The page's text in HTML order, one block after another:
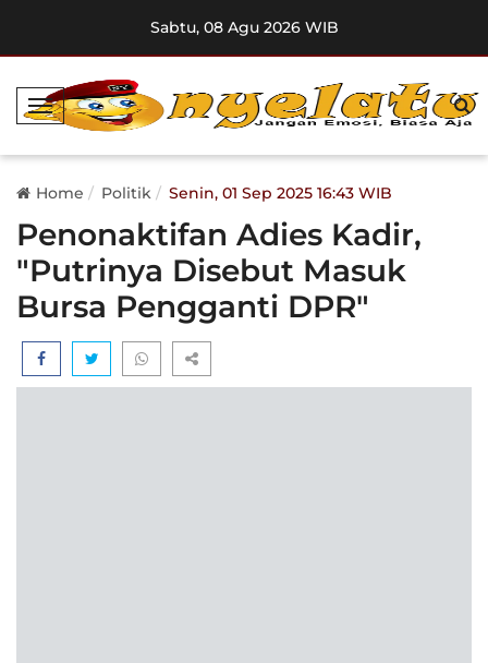
Sabtu, 08 Agu 2026 WIB
T
g
g
e
N
v
i
g
Home Politik Senin, 01 Sep 2025 16:43 WIB
Penonaktifan Adies Kadir,
"Putrinya Disebut Masuk
Bursa Pengganti DPR"